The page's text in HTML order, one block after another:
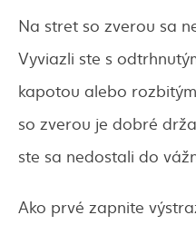
Na stret so zverou sa
Vyviazli ste s
kapotou alebo
so zverou je dobré
ste sa nedostali do
Ako prvé zapnite